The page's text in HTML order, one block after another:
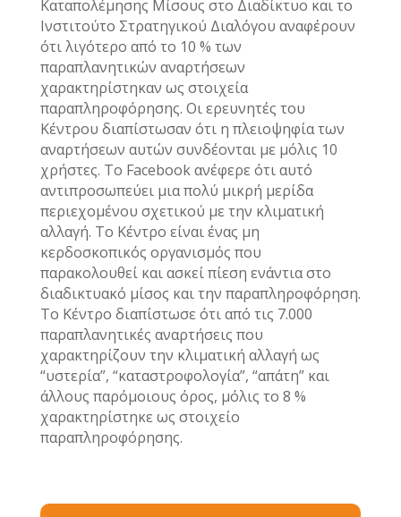
Καταπολέμησης Μίσους στο Διαδίκτυο και το
Ινστιτούτο Στρατηγικού Διαλόγου αναφέρουν
ότι λιγότερο από το 10 % των
παραπλανητικών αναρτήσεων
χαρακτηρίστηκαν ως στοιχεία
παραπληροφόρησης. Οι ερευνητές του
Κέντρου διαπίστωσαν ότι η πλειοψηφία των
αναρτήσεων αυτών συνδέονται με μόλις 10
χρήστες. Το Facebook ανέφερε ότι αυτό
αντιπροσωπεύει μια πολύ μικρή μερίδα
περιεχομένου σχετικού με την κλιματική
αλλαγή. Το Κέντρο είναι ένας μη
κερδοσκοπικός οργανισμός που
παρακολουθεί και ασκεί πίεση ενάντια στο
διαδικτυακό μίσος και την παραπληροφόρηση.
Το Κέντρο διαπίστωσε ότι από τις 7.000
παραπλανητικές αναρτήσεις που
χαρακτηρίζουν την κλιματική αλλαγή ως
“υστερία”, “καταστροφολογία”, “απάτη” και
άλλους παρόμοιους όρος, μόλις το 8 %
χαρακτηρίστηκε ως στοιχείο
παραπληροφόρησης.